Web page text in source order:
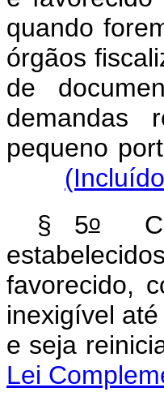
quando
órgãos
de
demandas
pequeno
§ 5o
favorecido,
inexigível
e seja
Lei